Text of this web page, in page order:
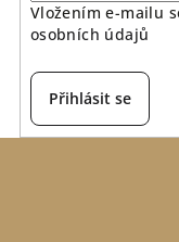
Vložením e-mailu
osobních údajů
Přihlásit se